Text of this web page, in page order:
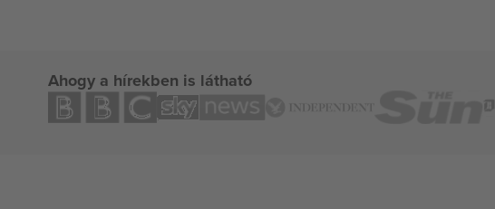
Ahogy a hírekben is látható